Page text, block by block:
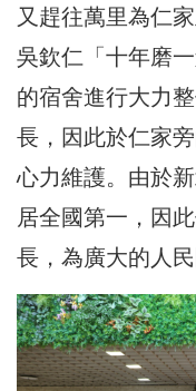
又趕往萬里為仁
吳欽仁「十年磨
的宿舍進行大力
長，因此於仁家
心力維護。由於
居全國第一，因
長，為廣大的人民